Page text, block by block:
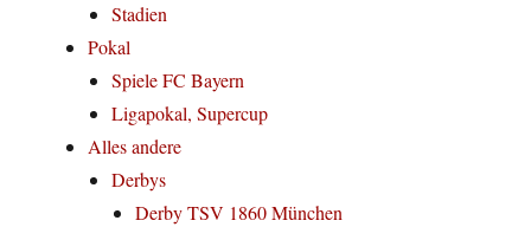
Stadien
Pokal
Spiele FC Bayern
Ligapokal, Supercup
Alles andere
Derbys
Derby TSV 1860 München